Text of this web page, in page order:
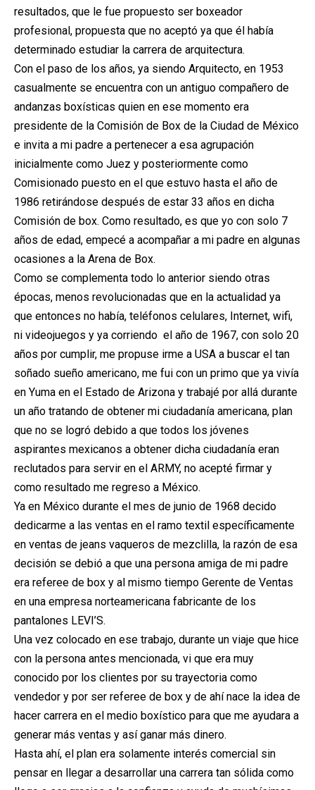
resultados, que le fue propuesto ser boxeador
profesional, propuesta que no aceptó ya que él había
determinado estudiar la carrera de arquitectura.
Con el paso de los años, ya siendo Arquitecto, en 1953
casualmente se encuentra con un antiguo compañero de
andanzas boxísticas quien en ese momento era
presidente de la Comisión de Box de la Ciudad de México
e invita a mi padre a pertenecer a esa agrupación
inicialmente como Juez y posteriormente como
Comisionado puesto en el que estuvo hasta el año de
1986 retirándose después de estar 33 años en dicha
Comisión de box. Como resultado, es que yo con solo 7
años de edad, empecé a acompañar a mi padre en algunas
ocasiones a la Arena de Box.
Como se complementa todo lo anterior siendo otras
épocas, menos revolucionadas que en la actualidad ya
que entonces no había, teléfonos celulares, Internet, wifi,
ni videojuegos y ya corriendo el año de 1967, con solo 20
años por cumplir, me propuse irme a USA a buscar el tan
soñado sueño americano, me fui con un primo que ya vivía
en Yuma en el Estado de Arizona y trabajé por allá durante
un año tratando de obtener mi ciudadanía americana, plan
que no se logró debido a que todos los jóvenes
aspirantes mexicanos a obtener dicha ciudadanía eran
reclutados para servir en el ARMY, no acepté firmar y
como resultado me regreso a México.
Ya en México durante el mes de junio de 1968 decido
dedicarme a las ventas en el ramo textil específicamente
en ventas de jeans vaqueros de mezclilla, la razón de esa
decisión se debió a que una persona amiga de mi padre
era referee de box y al mismo tiempo Gerente de Ventas
en una empresa norteamericana fabricante de los
pantalones LEVI’S.
Una vez colocado en ese trabajo, durante un viaje que hice
con la persona antes mencionada, vi que era muy
conocido por los clientes por su trayectoria como
vendedor y por ser referee de box y de ahí nace la idea de
hacer carrera en el medio boxístico para que me ayudara a
generar más ventas y así ganar más dinero.
Hasta ahí, el plan era solamente interés comercial sin
pensar en llegar a desarrollar una carrera tan sólida como